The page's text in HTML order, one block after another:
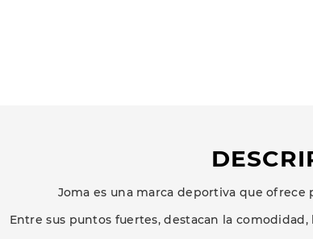
Joma es una marca deportiva que
Entre sus puntos fuertes, destacan la